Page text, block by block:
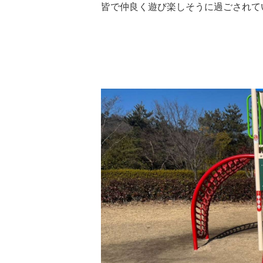
皆で仲良く遊び楽しそうに過ごされ